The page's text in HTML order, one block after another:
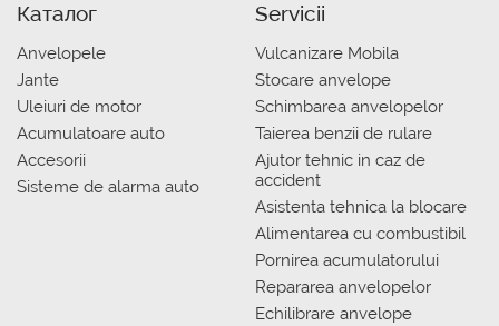
Каталог
Anvelopele
Jante
Uleiuri de motor
Acumulatoare auto
Accesorii
Sisteme de alarma auto
Servicii
Vulcanizare Mobila
Stocare anvelope
Schimbarea anvelopelor
Taierea benzii de rulare
Ajutor tehnic in caz de
accident
Asistenta tehnica la blocare
Alimentarea cu combustibil
Pornirea acumulatorului
Repararea anvelopelor
Echilibrare anvelope